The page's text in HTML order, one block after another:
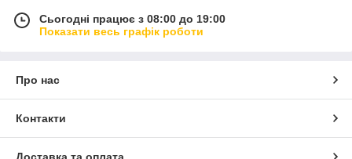
Сьогодні працює з 08:00 до 19:00
Показати весь графік роботи
Про нас
Контакти